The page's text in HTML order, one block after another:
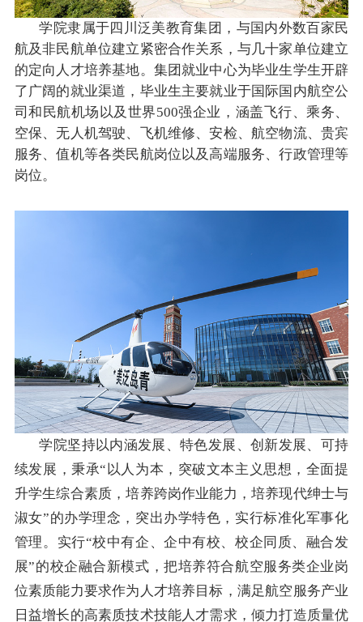
学院隶属于四川泛美教育集团，与国内外数百家民
航及非民航单位建立紧密合作关系，与几十家单位建立
的定向人才培养基地。集团就业中心为毕业生学生开辟
了广阔的就业渠道，毕业生主要就业于国际国内航空公
司和民航机场以及世界500强企业，涵盖飞行、乘务、
空保、无人机驾驶、飞机维修、安检、航空物流、贵宾
服务、值机等各类民航岗位以及高端服务、行政管理等
岗位。
学院坚持以内涵发展、特色发展、创新发展、可持
续发展，秉承“以人为本，突破文本主义思想，全面提
升学生综合素质，培养跨岗作业能力，培养现代绅士与
淑女”的办学理念，突出办学特色，实行标准化军事化
管理。实行“校中有企、企中有校、校企同质、融合发
展”的校企融合新模式，把培养符合航空服务类企业岗
位素质能力要求作为人才培养目标，满足航空服务产业
日益增长的高素质技术技能人才需求，倾力打造质量优